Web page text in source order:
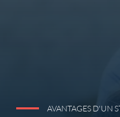
AVANTAGES D'UN